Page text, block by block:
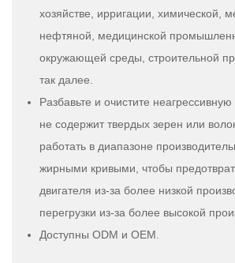
хозяйстве, ирригации, химической,
нефтяной, медицинской
окружающей среды, строительной
так далее.
Разбавьте и очистите
не содержит твердых зерен или
работать в диапазоне
жирными кривыми, чтобы
двигателя из-за более низкой
перегрузки из-за более высокой
Доступны ODM и OEM.